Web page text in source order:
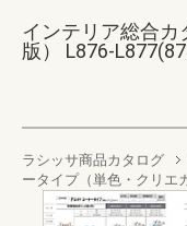
インテリア総合
版） L876-
ラシッサ商品カタログ
ータイプ（単色・クリエ